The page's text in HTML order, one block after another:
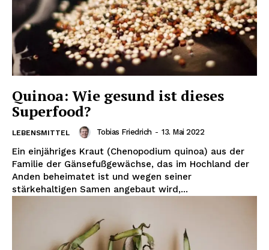
Quinoa: Wie gesund ist dieses
Superfood?
LEBENSMITTEL Tobias Friedrich - 13. Mai 2022
Ein einjähriges Kraut (Chenopodium quinoa) aus der
Familie der Gänsefußgewächse, das im Hochland der
Anden beheimatet ist und wegen seiner
stärkehaltigen Samen angebaut wird,...